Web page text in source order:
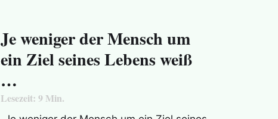
Je weniger der Mensch um
ein Ziel seines Lebens weiß
…
Lesezeit: 9Min.